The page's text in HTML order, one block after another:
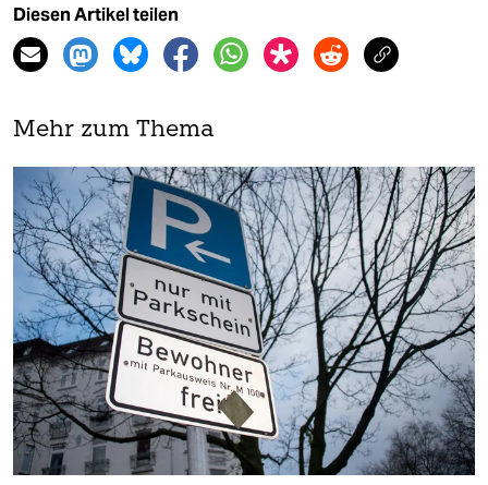
Diesen Artikel teilen
Mehr zum Thema